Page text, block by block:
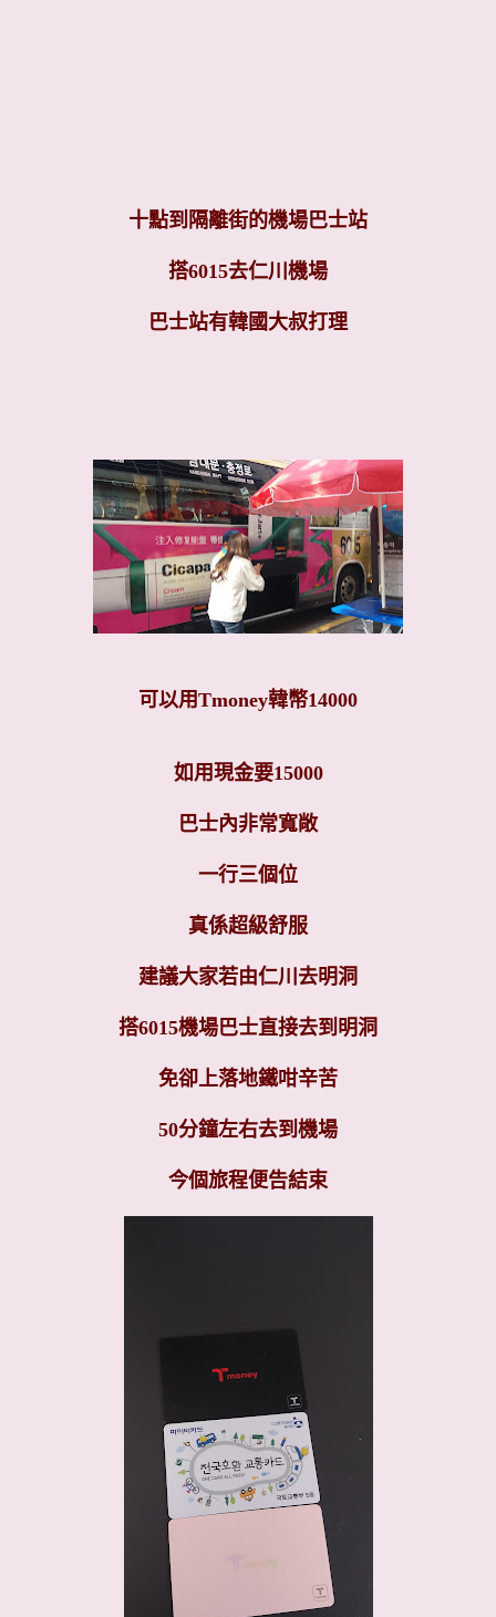
十點到隔離街的機場巴士站
搭6015去仁川機場
巴士站有韓國大叔打理
可以用Tmoney韓幣14000
如用現金要15000
巴士內非常寬敞
一行三個位
真係超級舒服
建議大家若由仁川去明洞
搭6015機場巴士直接去到明洞
免卻上落地鐵咁辛苦
50分鐘左右去到機場
今個旅程便告結束